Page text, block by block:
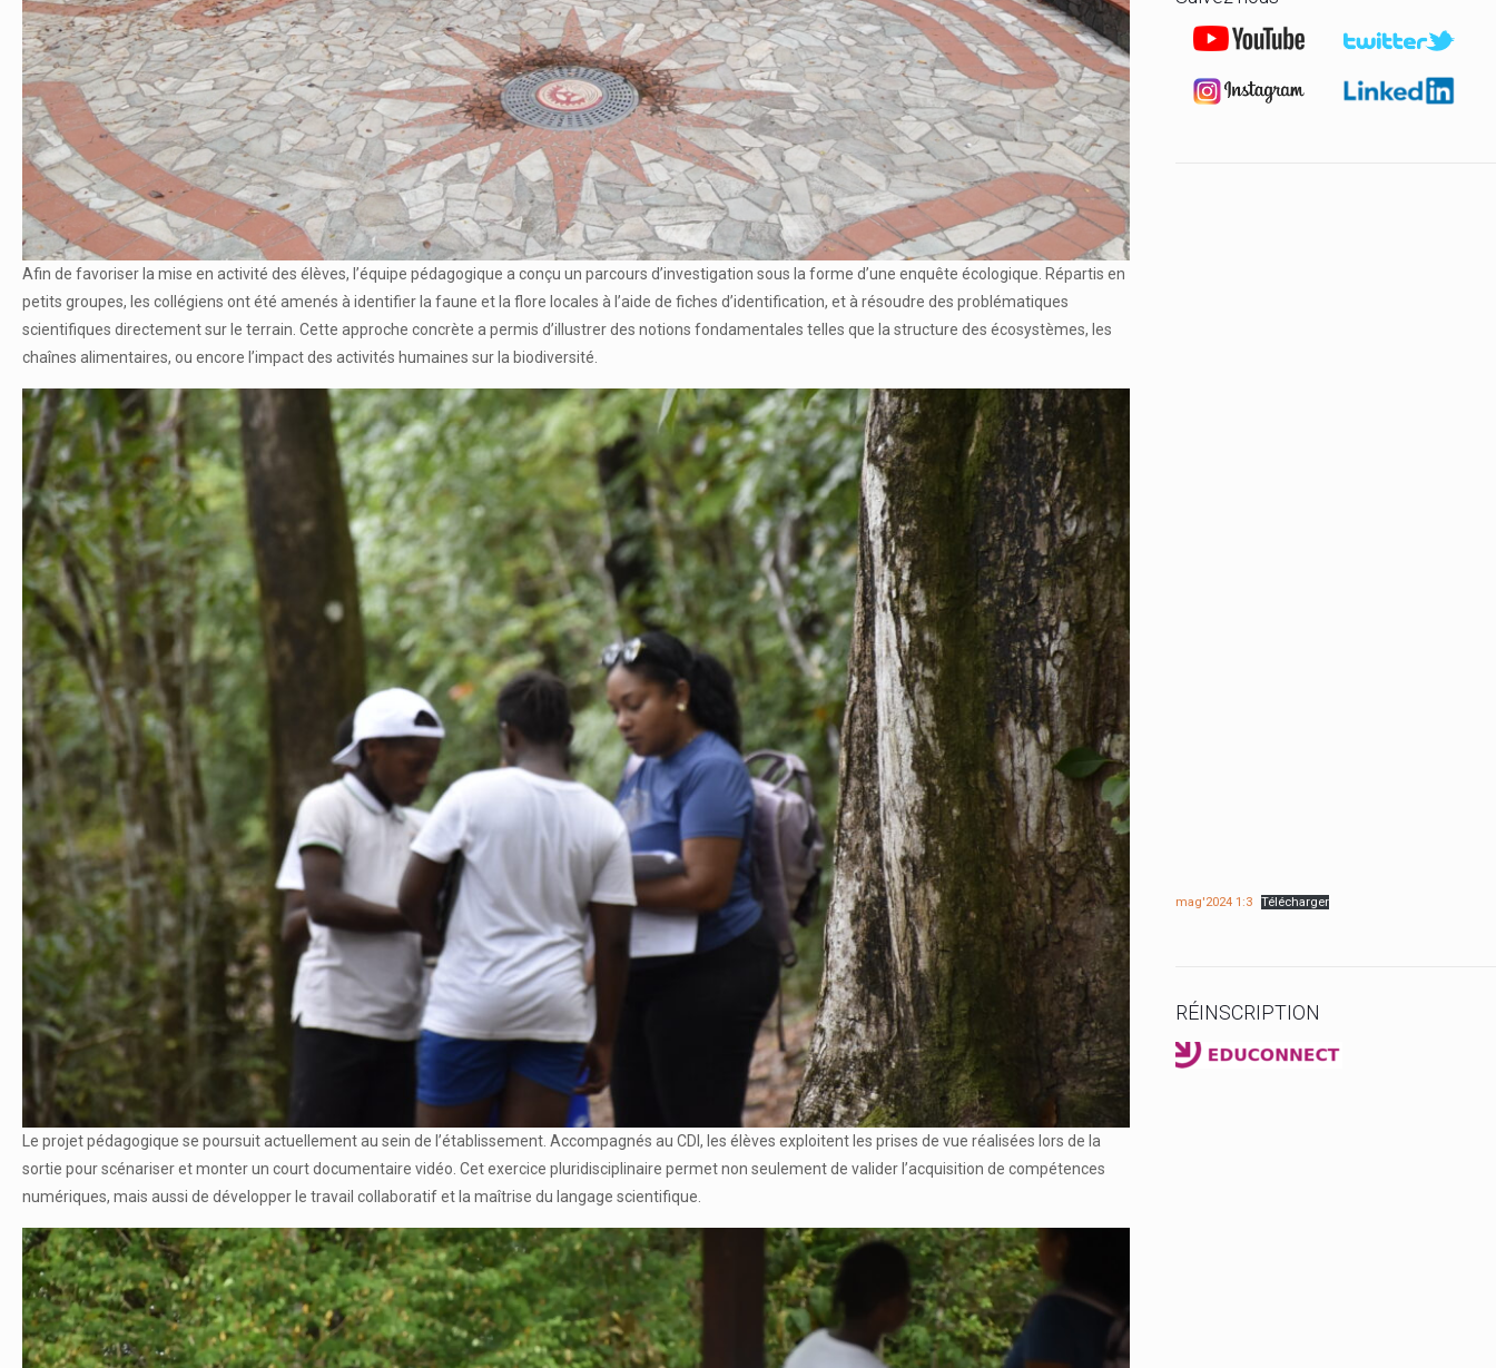
Afin de favoriser la mise en activité des élèves, l’équipe pédagogique a conçu un parcours d’investigation sous la forme d’une enquête écologique. Répartis en
petits groupes, les collégiens ont été amenés à identifier la faune et la flore locales à l’aide de fiches d’identification, et à résoudre des problématiques
scientifiques directement sur le terrain. Cette approche concrète a permis d’illustrer des notions fondamentales telles que la structure des écosystèmes, les
chaînes alimentaires, ou encore l’impact des activités humaines sur la biodiversité.
Le projet pédagogique se poursuit actuellement au sein de l’établissement. Accompagnés au CDI, les élèves exploitent les prises de vue réalisées lors de la
sortie pour scénariser et monter un court documentaire vidéo. Cet exercice pluridisciplinaire permet non seulement de valider l’acquisition de compétences
numériques, mais aussi de développer le travail collaboratif et la maîtrise du langage scientifique.
mag'2024 1:3 Télécharger
RÉINSCRIPTION